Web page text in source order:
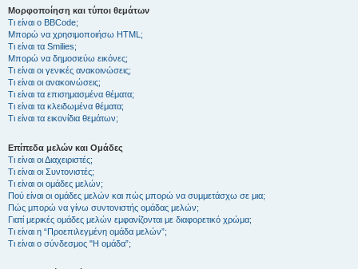
Μορφοποίηση και τύποι θεμάτων
Τι είναι ο BBCode;
Μπορώ να χρησιμοποιήσω HTML;
Τι είναι τα Smilies;
Μπορώ να δημοσιεύω εικόνες;
Τι είναι οι γενικές ανακοινώσεις;
Τι είναι οι ανακοινώσεις;
Τι είναι τα επισημασμένα θέματα;
Τι είναι τα κλειδωμένα θέματα;
Τι είναι τα εικονίδια θεμάτων;
Επίπεδα μελών και Ομάδες
Τι είναι οι Διαχειριστές;
Τι είναι οι Συντονιστές;
Τι είναι οι ομάδες μελών;
Πού είναι οι ομάδες μελών και πώς μπορώ να συμμετάσχω σε μια;
Πώς μπορώ να γίνω συντονιστής ομάδας μελών;
Γιατί μερικές ομάδες μελών εμφανίζονται με διαφορετικό χρώμα;
Τι είναι η “Προεπιλεγμένη ομάδα μελών”;
Τι είναι ο σύνδεσμος "Η ομάδα”;